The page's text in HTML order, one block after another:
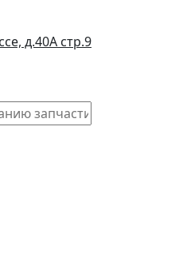
д.40А стр.9